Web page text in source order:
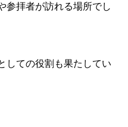
参拝者が訪れる場所でし
しての役割も果たしてい